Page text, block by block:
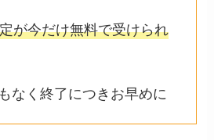
が今だけ無料で受けられ
なく終了につきお早めに